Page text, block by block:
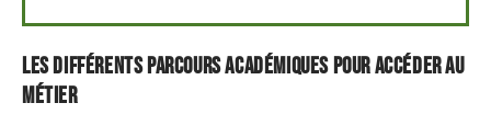
Les différents parcours académiques pour accéder au
métier